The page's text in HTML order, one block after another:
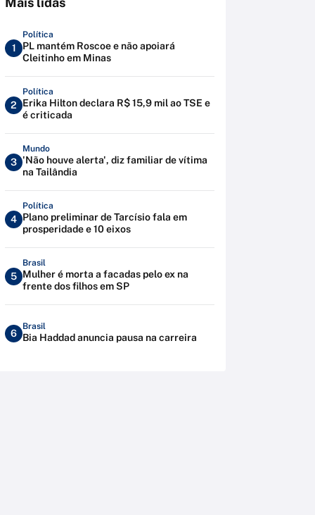
1
Política
PL mantém Roscoe e não apoiará
Cleitinho em Minas
2
Política
Erika Hilton declara R$ 15,9 mil ao TSE e
é criticada
3
Mundo
'Não houve alerta', diz familiar de vítima
na Tailândia
4
Política
Plano preliminar de Tarcísio fala em
prosperidade e 10 eixos
5
Brasil
Mulher é morta a facadas pelo ex na
frente dos filhos em SP
6
Brasil
Bia Haddad anuncia pausa na carreira